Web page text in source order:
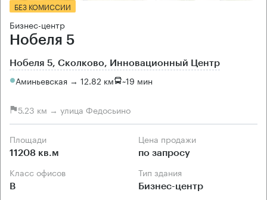
БЕЗ КОМИССИИ
Бизнес-центр
Нобеля 5
Нобеля 5, Сколково, Инновационный Центр
Аминьевская → 12.82 км ~19 мин
5.23 км → улица Федосьино
Площади
11208 кв.м
Цена продажи
по запросу
Класс офисов
B
Тип здания
Бизнес-центр